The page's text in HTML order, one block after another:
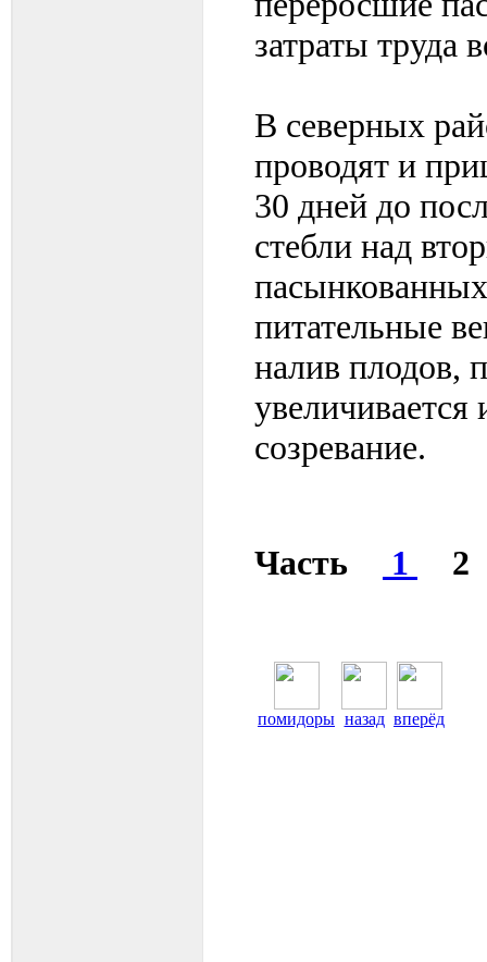
затраты труда
В северных
проводят и
30 дней до
стебли над
питательные
налив плодов,
увеличивается
созревание.
Часть 1 2
помидоры назад вперёд